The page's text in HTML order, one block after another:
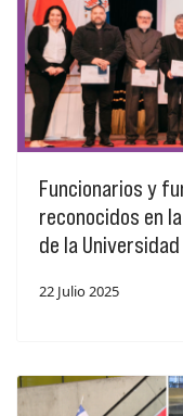
Funcionarios y
reconocidos en
de la
22 Julio 2025